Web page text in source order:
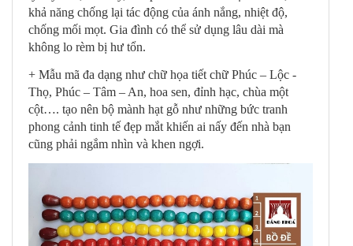
khả năng chống lại tác động của ánh nắng, nhiệt độ,
chống mối mọt. Gia đình có thể sử dụng lâu dài mà
không lo rèm bị hư tổn.
+ Mẫu mã đa dạng như chữ họa tiết chữ Phúc – Lộc -
Thọ, Phúc – Tâm – An, hoa sen, đỉnh hạc, chùa một
cột…. tạo nên bộ mành hạt gỗ như những bức tranh
phong cảnh tinh tế đẹp mắt khiến ai nấy đến nhà bạn
cũng phải ngắm nhìn và khen ngợi.